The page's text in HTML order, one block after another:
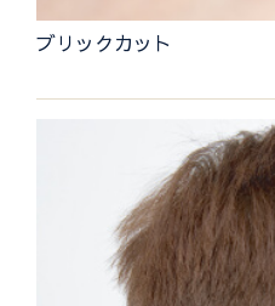
ブリックカット